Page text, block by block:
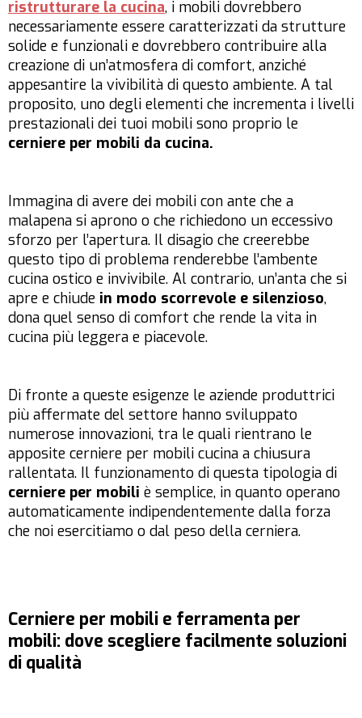
ristrutturare la cucina, i mobili dovrebbero
necessariamente essere caratterizzati da strutture
solide e funzionali e dovrebbero contribuire alla
creazione di un’atmosfera di comfort, anziché
appesantire la vivibilità di questo ambiente. A tal
proposito, uno degli elementi che incrementa i livelli
prestazionali dei tuoi mobili sono proprio le
cerniere per mobili da cucina.
Immagina di avere dei mobili con ante che a
malapena si aprono o che richiedono un eccessivo
sforzo per l’apertura. Il disagio che creerebbe
questo tipo di problema renderebbe l’ambente
cucina ostico e invivibile. Al contrario, un’anta che si
apre e chiude in modo scorrevole e silenzioso,
dona quel senso di comfort che rende la vita in
cucina più leggera e piacevole.
Di fronte a queste esigenze le aziende produttrici
più affermate del settore hanno sviluppato
numerose innovazioni, tra le quali rientrano le
apposite cerniere per mobili cucina a chiusura
rallentata. Il funzionamento di questa tipologia di
cerniere per mobili è semplice, in quanto operano
automaticamente indipendentemente dalla forza
che noi esercitiamo o dal peso della cerniera.
Cerniere per mobili e ferramenta per
mobili: dove scegliere facilmente soluzioni
di qualità